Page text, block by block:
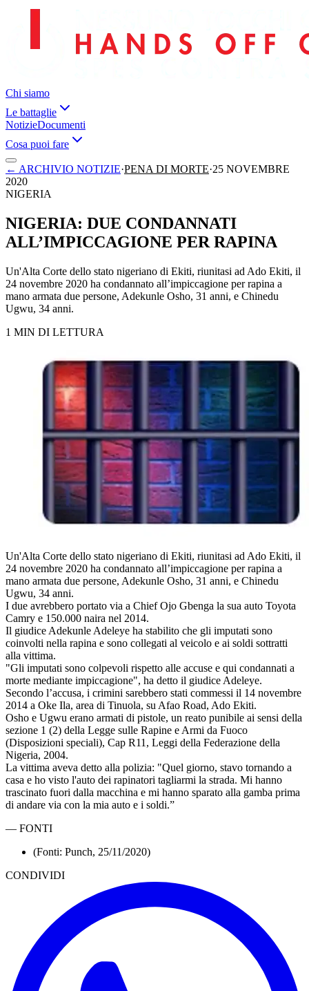
Chi siamo
Le battaglie
NotizieDocumenti
Cosa puoi fare
← ARCHIVIO NOTIZIE·PENA DI MORTE·25 NOVEMBRE
2020
NIGERIA
NIGERIA: DUE CONDANNATI
ALL’IMPICCAGIONE PER RAPINA
Un'Alta Corte dello stato nigeriano di Ekiti, riunitasi ad Ado Ekiti, il
24 novembre 2020 ha condannato all’impiccagione per rapina a
mano armata due persone, Adekunle Osho, 31 anni, e Chinedu
Ugwu, 34 anni.
1 MIN DI LETTURA
Un'Alta Corte dello stato nigeriano di Ekiti, riunitasi ad Ado Ekiti, il
24 novembre 2020 ha condannato all’impiccagione per rapina a
mano armata due persone, Adekunle Osho, 31 anni, e Chinedu
Ugwu, 34 anni.
I due avrebbero portato via a Chief Ojo Gbenga la sua auto Toyota
Camry e 150.000 naira nel 2014.
Il giudice Adekunle Adeleye ha stabilito che gli imputati sono
coinvolti nella rapina e sono collegati al veicolo e ai soldi sottratti
alla vittima.
"Gli imputati sono colpevoli rispetto alle accuse e qui condannati a
morte mediante impiccagione", ha detto il giudice Adeleye.
Secondo l’accusa, i crimini sarebbero stati commessi il 14 novembre
2014 a Oke Ila, area di Tinuola, su Afao Road, Ado Ekiti.
Osho e Ugwu erano armati di pistole, un reato punibile ai sensi della
sezione 1 (2) della Legge sulle Rapine e Armi da Fuoco
(Disposizioni speciali), Cap R11, Leggi della Federazione della
Nigeria, 2004.
La vittima aveva detto alla polizia: "Quel giorno, stavo tornando a
casa e ho visto l'auto dei rapinatori tagliarmi la strada. Mi hanno
trascinato fuori dalla macchina e mi hanno sparato alla gamba prima
di andare via con la mia auto e i soldi.”
— FONTI
(Fonti: Punch, 25/11/2020)
CONDIVIDI